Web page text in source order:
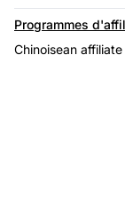
Programmes
Chinoisean